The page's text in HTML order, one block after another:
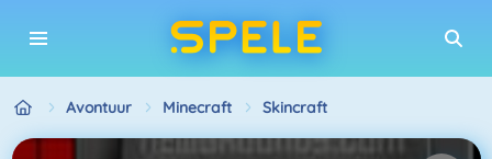
Avontuur Minecraft Skincraft